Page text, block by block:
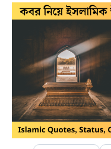
BENGALI STORIES